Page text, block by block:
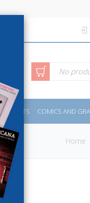
No
SPORTS COMICS AND
Home